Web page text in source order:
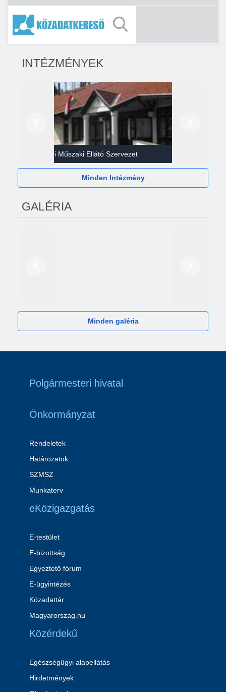
INTÉZMÉNYEK
Gazdasági Műszaki Ellátó Szervezet
Minden Intézmény
GALÉRIA
Minden galéria
Polgármesteri hivatal
Önkormányzat
Rendeletek
Határozatok
SZMSZ
Munkaterv
eKözigazgatás
E-testület
E-bizottság
Egyeztető fórum
E-ügyintézés
Közadattár
Magyarorszag.hu
Közérdekű
Egészségügyi alapellátás
Hirdetmények